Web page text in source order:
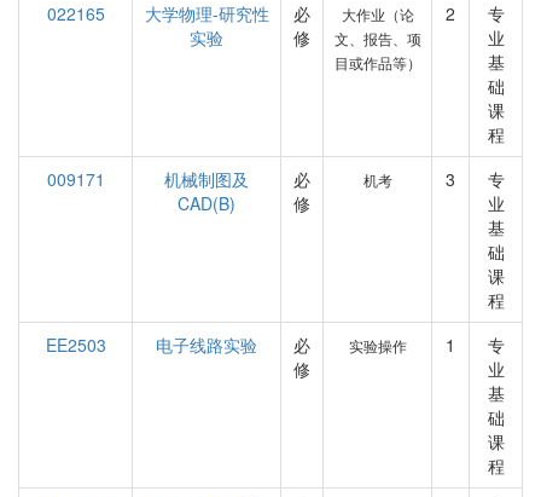
022165
大学物理-研究性
实验
必
修
大作业（论
文、报告、项
目或作品等）
2
专
业
基
础
课
程
009171
机械制图及
CAD(B)
必
修
机考 3
专
业
基
础
课
程
EE2503
电子线路实验
必
修
实验操作 1
专
业
基
础
课
程